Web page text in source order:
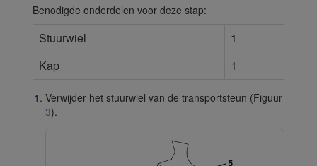
Benodigde onderdelen voor deze stap:
Stuurwiel
1
Kap
1
Verwijder het stuurwiel van de transportsteun (Figuur
3).